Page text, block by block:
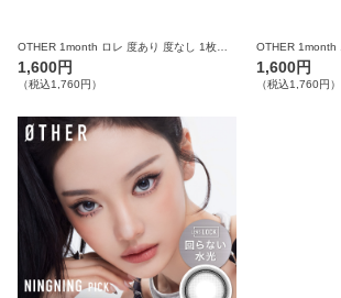
1,600円
（税込1,760円）
1,600円
（税込1,760円）